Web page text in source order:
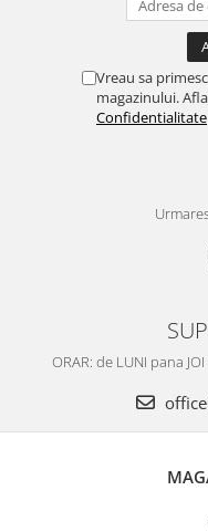
Vreau sa
magazinului.
Confidentialitate
ORAR: de LUNI pana